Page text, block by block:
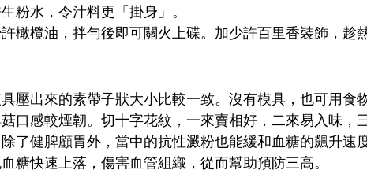
粉水，令汁料更「掛身」。
橄欖油，拌勻後即可關火上碟。加少許百里香裝飾，趁熱
壓出來的素帶子狀大小比較一致。沒有模具，也可用食物
口感較煙韌。切十字花紋，一來賣相好，二來易入味，
了健脾顧胃外，當中的抗性澱粉也能緩和血糖的飆升速
糖快速上落，傷害血管組織，從而幫助預防三高。